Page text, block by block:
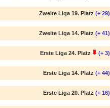
Zweite Liga 19. Platz (+ 29)
Zweite Liga 14. Platz (+ 41)
Erste Liga 24. Platz (+ 3)
Erste Liga 14. Platz (+ 44)
Erste Liga 20. Platz (+ 16)